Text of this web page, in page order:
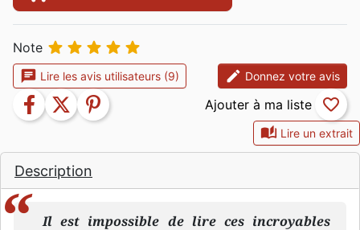
auto_stories Lire un extrait
Description
Il est impossible de lire ces incroyables
Note     
chat Lire les avis utilisateurs (9) edit Donnez votre avis
facebook twitter pinterest favorite_border